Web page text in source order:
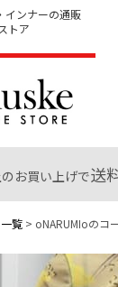
インナーの通販
トア
お買い上げで送
覧 oNARUMIoのコ